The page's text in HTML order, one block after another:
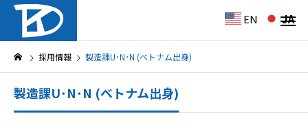
採用情報 製造課U･N･N (ベトナム出身)
製造課U･N･N (ベトナム出身)
EN JA